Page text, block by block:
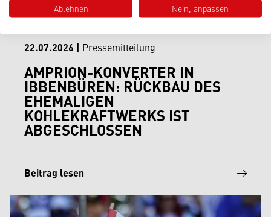
22.07.2026 | Pressemitteilung
AMPRION-KONVERTER IN
IBBENBÜREN: RÜCKBAU DES
EHEMALIGEN
KOHLEKRAFTWERKS IST
ABGESCHLOSSEN
Beitrag lesen
Ablehnen Nein, anpassen